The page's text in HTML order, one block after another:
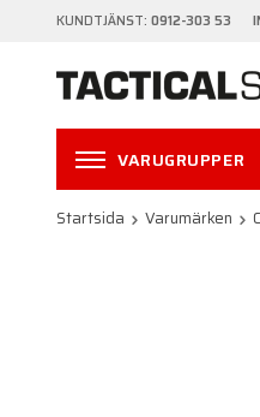
KUNDTJÄNST: 0912-303 53
VARUGRUPPER
Startsida Varumärken